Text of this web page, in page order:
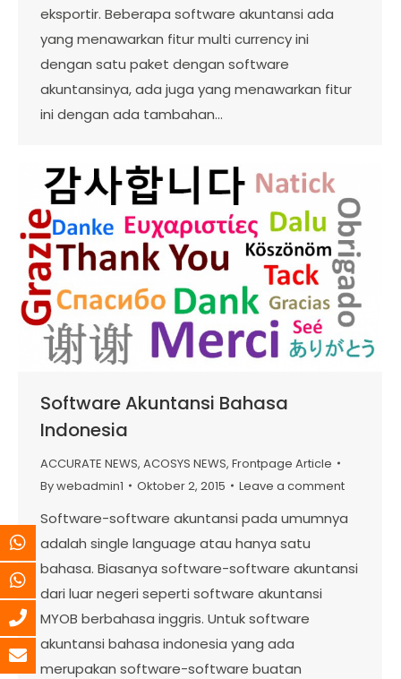
eksportir. Beberapa software akuntansi ada
yang menawarkan fitur multi currency ini
dengan satu paket dengan software
akuntansinya, ada juga yang menawarkan fitur
ini dengan ada tambahan…
Software Akuntansi Bahasa
Indonesia
ACCURATE NEWS, ACOSYS NEWS, Frontpage Article
Bywebadmin1 Oktober 2, 2015 Leave a comment
Software-software akuntansi pada umumnya
adalah single language atau hanya satu
bahasa. Biasanya software-software akuntansi
dari luar negeri seperti software akuntansi
MYOB berbahasa inggris. Untuk software
akuntansi bahasa indonesia yang ada
merupakan software-software buatan